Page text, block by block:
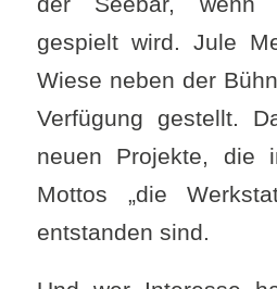
gespielt wird. Jule
Wiese neben der
Verfügung gestellt.
neuen Projekte, die
Mottos „die
entstanden sind.